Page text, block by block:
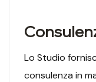
Lo Studio
consulenza in